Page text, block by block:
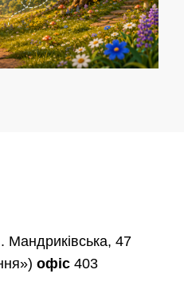
Мандриківська, 47
офіс 403